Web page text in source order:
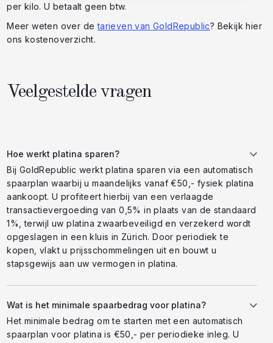
per kilo. U betaalt geen btw.
Meer weten over detarieven van GoldRepublic? Bekijk hier
ons kostenoverzicht.
Veelgestelde vragen
Hoe werkt platina sparen?
Bij GoldRepublic werkt platina sparen via een automatisch
spaarplan waarbij u maandelijks vanaf €50,- fysiek platina
aankoopt. U profiteert hierbij van een verlaagde
transactievergoeding van 0,5% in plaats van de standaard
1%, terwijl uw platina zwaarbeveiligd en verzekerd wordt
opgeslagen in een kluis in Zürich. Door periodiek te
kopen, vlakt u prijsschommelingen uit en bouwt u
stapsgewijs aan uw vermogen in platina.
Wat is het minimale spaarbedrag voor platina?
Het minimale bedrag om te starten met een automatisch
spaarplan voor platina is €50,- per periodieke inleg. U